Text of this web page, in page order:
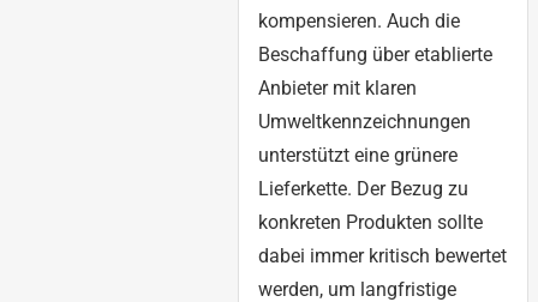
kompensieren. Auch die
Beschaffung über etablierte
Anbieter mit klaren
Umweltkennzeichnungen
unterstützt eine grünere
Lieferkette. Der Bezug zu
konkreten Produkten sollte
dabei immer kritisch bewertet
werden, um langfristige